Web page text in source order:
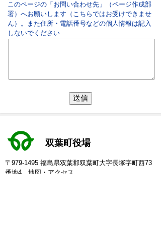
このページの「お問い合わせ先」（ページ作成部
署）へお願いします（こちらではお受けできませ
ん）。また住所・電話番号などの個人情報は記入
しないでください
双葉町役場
〒979-1495 福島県双葉郡双葉町大字長塚字町西73
番地4 地図・アクセス